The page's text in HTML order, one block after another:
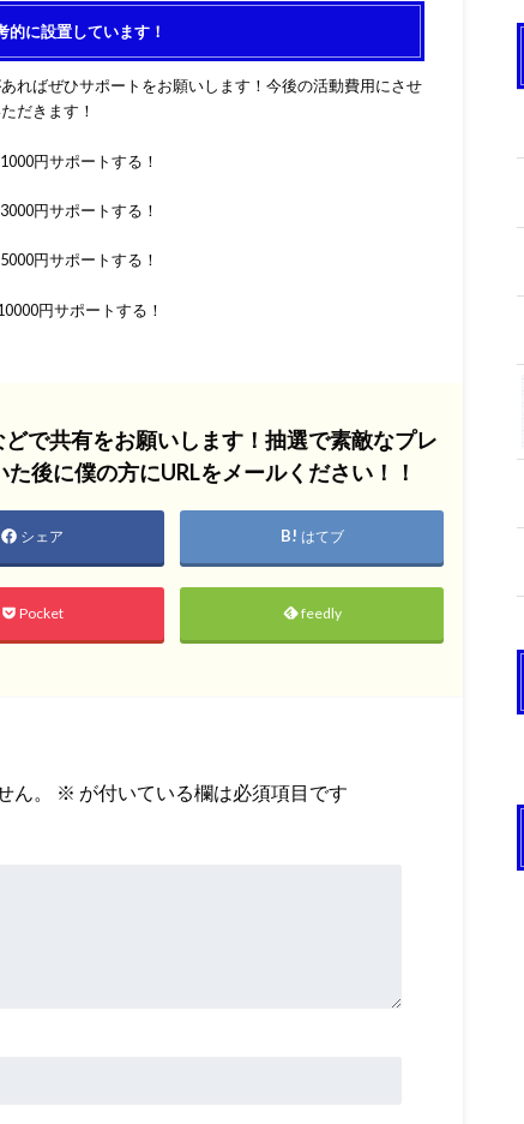
的に設置しています！
ればぜひサポートをお願いします！今後の活動費用にさせ
だきます！
円サポートする！
円サポートする！
円サポートする！
円サポートする！
で共有をお願いします！抽選で素敵なプレ
後に僕の方にURLをメールください！！
シェア はてブ
Pocket feedly
ん。 ※ が付いている欄は必須項目です